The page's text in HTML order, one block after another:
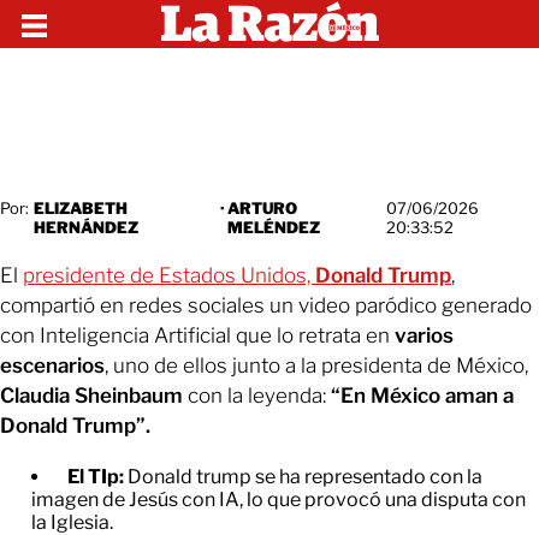
Por: ELIZABETH
HERNÁNDEZ
·ARTURO
MELÉNDEZ
07/06/2026
20:33:52
El presidente de Estados Unidos, Donald Trump,
compartió en redes sociales un video paródico generado
con Inteligencia Artificial que lo retrata en varios
escenarios, uno de ellos junto a la presidenta de México,
Claudia Sheinbaum con la leyenda: “En México aman a
Donald Trump”.
El TIp: Donald trump se ha representado con la
imagen de Jesús con IA, lo que provocó una disputa con
la Iglesia.